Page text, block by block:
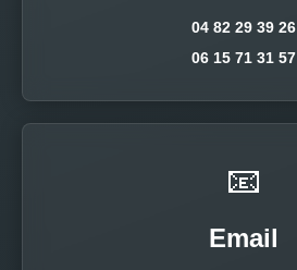
04 82 29 39 26
06 15 71 31 57
📧
Email